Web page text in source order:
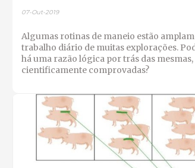
07-Out-2019
Algumas rotinas de maneio estão
trabalho diário de muitas explorações.
há uma razão lógica por trás das
cientificamente comprovadas?